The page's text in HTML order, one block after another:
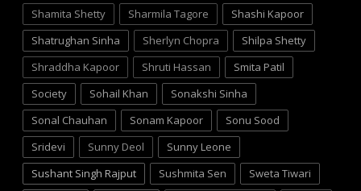
Shamita Shetty
Sharmila Tagore
Shashi Kapoor
Shatrughan Sinha
Sherlyn Chopra
Shilpa Shetty
Shraddha Kapoor
Shruti Hassan
Smita Patil
Society
Sohail Khan
Sonakshi Sinha
Sonal Chauhan
Sonam Kapoor
Sonu Sood
Sridevi
Sunny Deol
Sunny Leone
Sushant Singh Rajput
Sushmita Sen
Sweta Tiwari